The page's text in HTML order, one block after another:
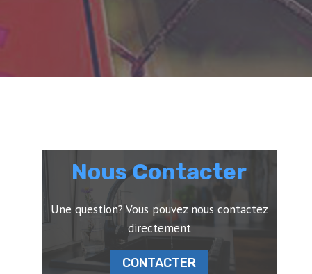
Nous Contacter
Une question? Vous pouvez nous contactez
directement
CONTACTER